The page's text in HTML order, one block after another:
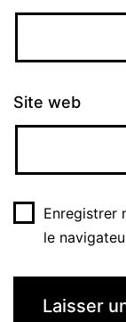
Site web
Enregistrer
le